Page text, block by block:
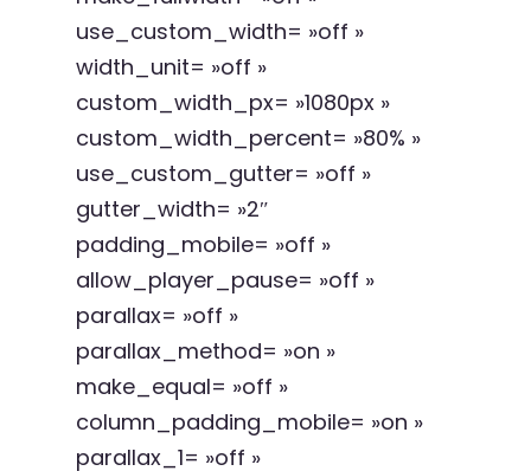
use_custom_width= »off »
width_unit= »off »
custom_width_px= »1080px »
custom_width_percent= »80% »
use_custom_gutter= »off »
gutter_width= »2″
padding_mobile= »off »
allow_player_pause= »off »
parallax= »off »
parallax_method= »on »
make_equal= »off »
column_padding_mobile= »on »
parallax_1= »off »